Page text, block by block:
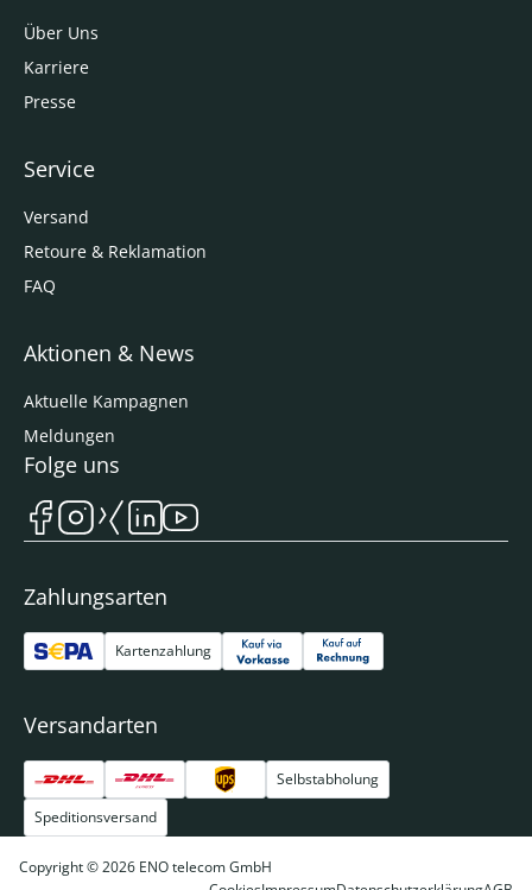
Über Uns
Karriere
Presse
Service
Versand
Retoure & Reklamation
FAQ
Aktionen & News
Aktuelle Kampagnen
Meldungen
Zahlungsarten
Kartenzahlung
Versandarten
Selbstabholung
Speditionsversand
Folge uns
Copyright © 2026 ENO telecom GmbH